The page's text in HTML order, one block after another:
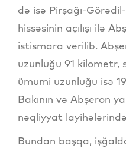
də isə Pirşağı-
hissəsinin açılışı ilə
istismara verilib.
uzunluğu 91 kilometr,
ümumi uzunluğu isə
Bakının və Abşeron
nəqliyyat
Bundan başqa,